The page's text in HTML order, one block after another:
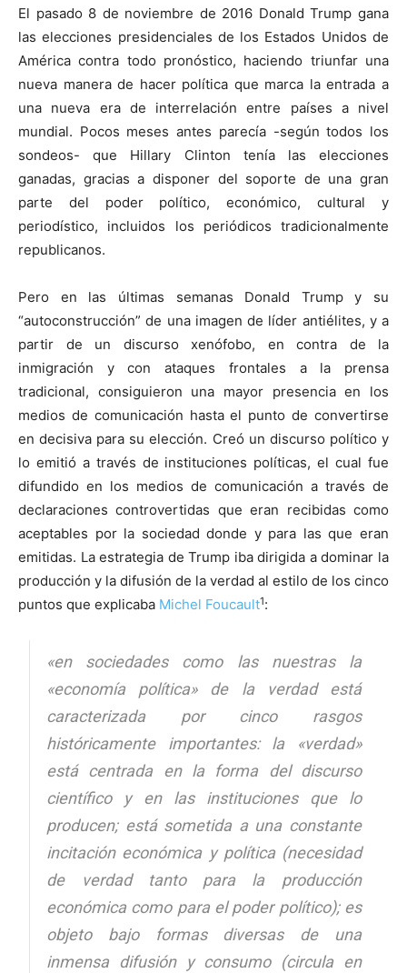
El pasado 8 de noviembre de 2016 Donald Trump gana
las elecciones presidenciales de los Estados Unidos de
América contra todo pronóstico, haciendo triunfar una
nueva manera de hacer política que marca la entrada a
una nueva era de interrelación entre países a nivel
mundial. Pocos meses antes parecía -según todos los
sondeos- que Hillary Clinton tenía las elecciones
ganadas, gracias a disponer del soporte de una gran
parte del poder político, económico, cultural y
periodístico, incluidos los periódicos tradicionalmente
republicanos.
Pero en las últimas semanas Donald Trump y su
“autoconstrucción” de una imagen de líder antiélites, y a
partir de un discurso xenófobo, en contra de la
inmigración y con ataques frontales a la prensa
tradicional, consiguieron una mayor presencia en los
medios de comunicación hasta el punto de convertirse
en decisiva para su elección. Creó un discurso político y
lo emitió a través de instituciones políticas, el cual fue
difundido en los medios de comunicación a través de
declaraciones controvertidas que eran recibidas como
aceptables por la sociedad donde y para las que eran
emitidas. La estrategia de Trump iba dirigida a dominar la
producción y la difusión de la verdad al estilo de los cinco
puntos que explicaba Michel Foucault1:
«en sociedades como las nuestras la
«economía política» de la verdad está
caracterizada por cinco rasgos
históricamente importantes: la «verdad»
está centrada en la forma del discurso
científico y en las instituciones que lo
producen; está sometida a una constante
incitación económica y política (necesidad
de verdad tanto para la producción
económica como para el poder político); es
objeto bajo formas diversas de una
inmensa difusión y consumo (circula en